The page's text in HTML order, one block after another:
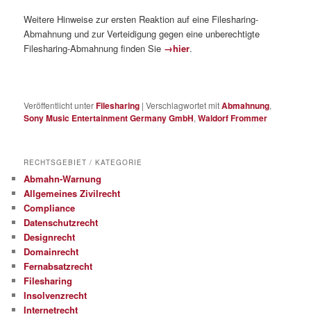
Weitere Hinweise zur ersten Reaktion auf eine Filesharing-
Abmahnung und zur Verteidigung gegen eine unberechtigte
Filesharing-Abmahnung finden Sie →hier.
Veröffentlicht unterFilesharing |Verschlagwortet mitAbmahnung,
Sony Music Entertainment Germany GmbH,Waldorf Frommer
RECHTSGEBIET / KATEGORIE
Abmahn-Warnung
Allgemeines Zivilrecht
Compliance
Datenschutzrecht
Designrecht
Domainrecht
Fernabsatzrecht
Filesharing
Insolvenzrecht
Internetrecht